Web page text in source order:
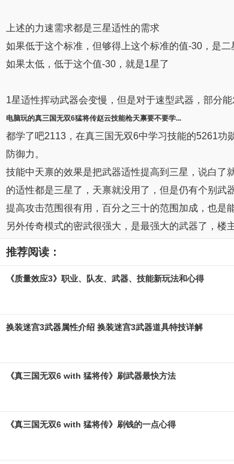
上述的力速需求都是三星适性的需求
如果低于这个标准，但够得上这个标准的值-30，是二
如果太低，低于这个值-30，就是1星了
1星适性挥动武器会变慢，但是对于速型武器，部分
电脑玩的真三国无双6猛将传赵云技能枪天禀要不要学...
都学了吧2113，在真三国无双6中学习技能的5261功
防御力。
技能中天禀的效果是把武器适性提高到三星，说白了
的适性都是三星了，天禀就没用了，但是仍有个别武
提高攻击范围很有用，百分之三十的范围加成，也是
另外传奇模式的密武很强大，是最强大的武器了，楼
推荐阅读：
《质量效应3》职业、队友、武器、技能新玩法和心得
换装迷宫3武器属性介绍 换装迷宫3武器道具特技详解
《真三国无双6 with 猛将传》刷武器最快方法
《真三国无双6 with 猛将传》刷钱的一点心得